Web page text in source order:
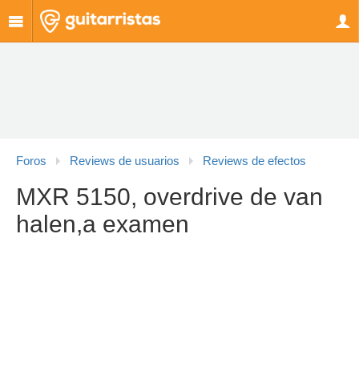
Foros Reviews de usuarios Reviews de efectos
MXR 5150, overdrive de van
halen,a examen